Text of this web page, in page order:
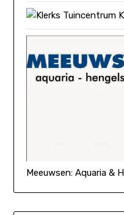
Meeuwsen: Aquaria &